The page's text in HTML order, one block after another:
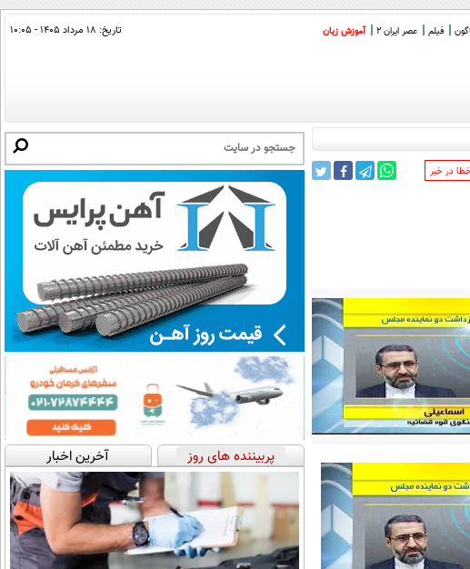
فیلم عصر ایران 2 آموزش زبان تاریخ: ۱۸ مرداد ۱۴۰۵ - ۱۰:۰۵
در خبر
پربیننده های روز آخرین اخبار